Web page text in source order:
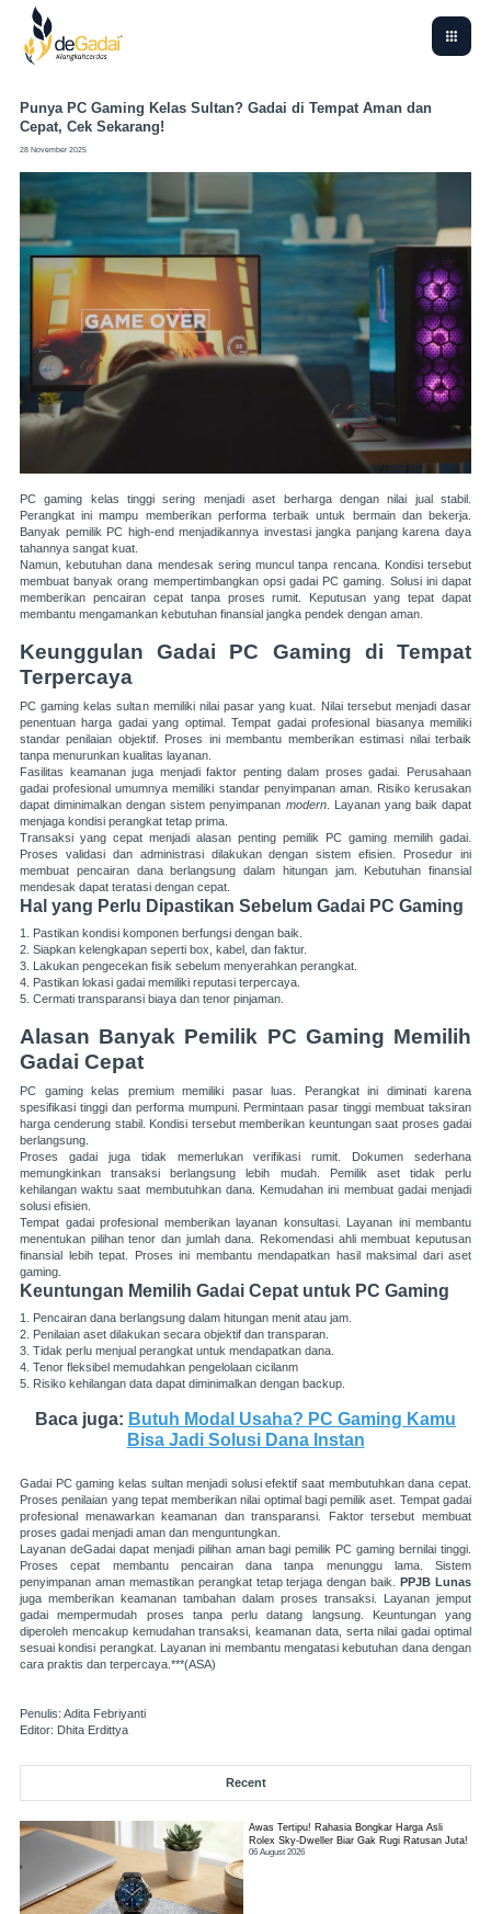
Punya PC Gaming Kelas Sultan? Gadai di Tempat Aman dan
Cepat, Cek Sekarang!
28 November 2025
PC gaming kelas tinggi sering menjadi aset berharga dengan nilai jual stabil.
Perangkat ini mampu memberikan performa terbaik untuk bermain dan bekerja.
Banyak pemilik PC high-end menjadikannya investasi jangka panjang karena daya
tahannya sangat kuat.
Namun, kebutuhan dana mendesak sering muncul tanpa rencana. Kondisi tersebut
membuat banyak orang mempertimbangkan opsi gadai PC gaming. Solusi ini dapat
memberikan pencairan cepat tanpa proses rumit. Keputusan yang tepat dapat
membantu mengamankan kebutuhan finansial jangka pendek dengan aman.
Keunggulan Gadai PC Gaming di Tempat
Terpercaya
PC gaming kelas sultan memiliki nilai pasar yang kuat. Nilai tersebut menjadi dasar
penentuan harga gadai yang optimal. Tempat gadai profesional biasanya memiliki
standar penilaian objektif. Proses ini membantu memberikan estimasi nilai terbaik
tanpa menurunkan kualitas layanan.
Fasilitas keamanan juga menjadi faktor penting dalam proses gadai. Perusahaan
gadai profesional umumnya memiliki standar penyimpanan aman. Risiko kerusakan
dapat diminimalkan dengan sistem penyimpanan modern. Layanan yang baik dapat
menjaga kondisi perangkat tetap prima.
Transaksi yang cepat menjadi alasan penting pemilik PC gaming memilih gadai.
Proses validasi dan administrasi dilakukan dengan sistem efisien. Prosedur ini
membuat pencairan dana berlangsung dalam hitungan jam. Kebutuhan finansial
mendesak dapat teratasi dengan cepat.
Hal yang Perlu Dipastikan Sebelum Gadai PC Gaming
1. Pastikan kondisi komponen berfungsi dengan baik.
2. Siapkan kelengkapan seperti box, kabel, dan faktur.
3. Lakukan pengecekan fisik sebelum menyerahkan perangkat.
4. Pastikan lokasi gadai memiliki reputasi terpercaya.
5. Cermati transparansi biaya dan tenor pinjaman.
Alasan Banyak Pemilik PC Gaming Memilih
Gadai Cepat
PC gaming kelas premium memiliki pasar luas. Perangkat ini diminati karena
spesifikasi tinggi dan performa mumpuni. Permintaan pasar tinggi membuat taksiran
harga cenderung stabil. Kondisi tersebut memberikan keuntungan saat proses gadai
berlangsung.
Proses gadai juga tidak memerlukan verifikasi rumit. Dokumen sederhana
memungkinkan transaksi berlangsung lebih mudah. Pemilik aset tidak perlu
kehilangan waktu saat membutuhkan dana. Kemudahan ini membuat gadai menjadi
solusi efisien.
Tempat gadai profesional memberikan layanan konsultasi. Layanan ini membantu
menentukan pilihan tenor dan jumlah dana. Rekomendasi ahli membuat keputusan
finansial lebih tepat. Proses ini membantu mendapatkan hasil maksimal dari aset
gaming.
Keuntungan Memilih Gadai Cepat untuk PC Gaming
1. Pencairan dana berlangsung dalam hitungan menit atau jam.
2. Penilaian aset dilakukan secara objektif dan transparan.
3. Tidak perlu menjual perangkat untuk mendapatkan dana.
4. Tenor fleksibel memudahkan pengelolaan cicilanm
5. Risiko kehilangan data dapat diminimalkan dengan backup.
Baca juga: Butuh Modal Usaha? PC Gaming Kamu
Bisa Jadi Solusi Dana Instan
Gadai PC gaming kelas sultan menjadi solusi efektif saat membutuhkan dana cepat.
Proses penilaian yang tepat memberikan nilai optimal bagi pemilik aset. Tempat gadai
profesional menawarkan keamanan dan transparansi. Faktor tersebut membuat
proses gadai menjadi aman dan menguntungkan.
Layanan deGadaidapat menjadi pilihan aman bagi pemilik PC gaming bernilai tinggi.
Proses cepat membantu pencairan dana tanpa menunggu lama. Sistem
penyimpanan aman memastikan perangkat tetap terjaga dengan baik.PPJB Lunas
juga memberikan keamanan tambahan dalam proses transaksi. Layanan jemput
gadai mempermudah proses tanpa perlu datang langsung. Keuntungan yang
diperoleh mencakup kemudahan transaksi, keamanan data, serta nilai gadai optimal
sesuai kondisi perangkat. Layanan ini membantu mengatasi kebutuhan dana dengan
cara praktis dan terpercaya.***(ASA)
Penulis: Adita Febriyanti
Editor: Dhita Erdittya
Recent
Awas Tertipu! Rahasia Bongkar Harga Asli
Rolex Sky-Dweller Biar Gak Rugi Ratusan Juta!
06 August 2026